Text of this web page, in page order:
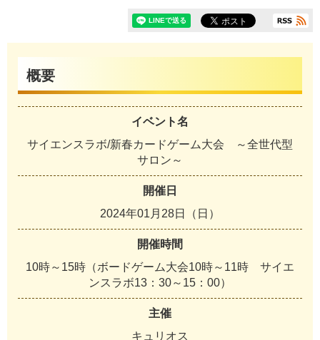
概要
イベント名
サイエンスラボ/新春カードゲーム大会 ～全世代型
サロン～
開催日
2024年01月28日（日）
開催時間
10時～15時（ボードゲーム大会10時～11時 サイエ
ンスラボ13：30～15：00）
主催
キュリオス